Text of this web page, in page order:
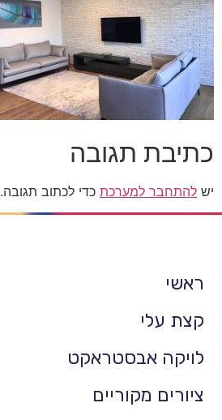
כתיבת תגובה
יש להתחבר למערכת כדי לכתוב תגובה.
ראשי
קצת עלי
לויקה אבסטראקט
ציורים מקוריים